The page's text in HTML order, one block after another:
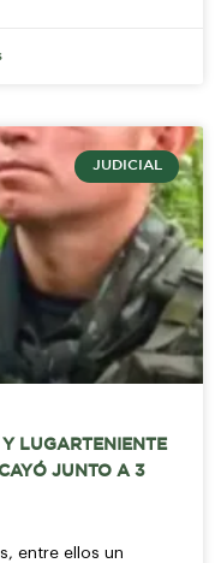
JUDICIAL
LUGARTENIENTE
JUNTO A 3
entre ellos un